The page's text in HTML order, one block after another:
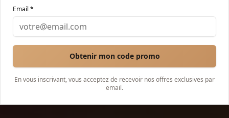
Browse Properties
Email *
Obtenir mon code promo
En vous inscrivant, vous acceptez de recevoir nos offres exclusives par
email.